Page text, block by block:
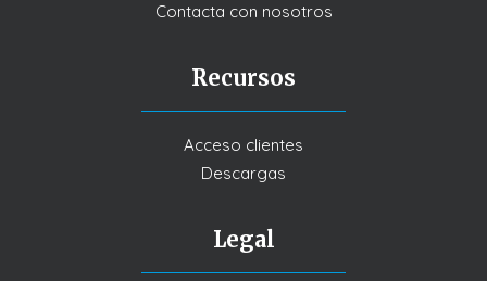
Contacta con nosotros
Recursos
Acceso clientes
Descargas
Legal